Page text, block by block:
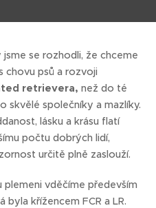
se rozhodli, že chceme
chovu psů a rozvoji
retrievera, než do té
skvělé společníky a mazlíky.
lásku a krásu flatí
počtu dobrých lidí,
určitě plně zaslouží.
plemeni vděčíme především
byla křížencem FCR a LR.